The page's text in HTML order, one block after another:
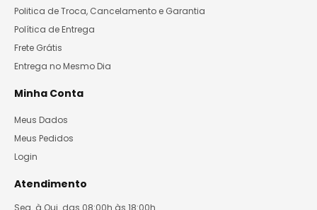
Politica de Troca, Cancelamento e Garantia
Política de Entrega
Frete Grátis
Entrega no Mesmo Dia
Minha Conta
Meus Dados
Meus Pedidos
Login
Atendimento